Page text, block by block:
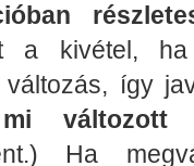
a kivétel,
így
változott
Ha